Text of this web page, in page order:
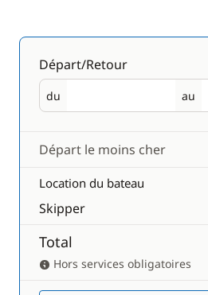
Départ/Retour
du
Départ au
Retour
Départ le moins cher
Location du bateau
Skipper
Total
Hors services obligatoires